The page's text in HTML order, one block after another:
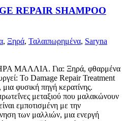
REPAIR SHAMPOO
, Ξηρά, Ταλαιπωρημένα, Saryna
ΜΑΛΛΙΑ. Για: Ξηρά, φθαρμένα
Το Damage Repair Treatment
φυσική πηγή κερατίνης.
μεταξιού που μαλακώνουν
εμποτισμένη με την
των μαλλιών, μια ενεργή